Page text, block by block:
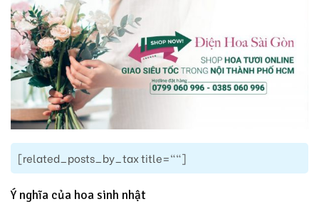
[related_posts_by_tax title=""]
Ý nghĩa của hoa sinh nhật